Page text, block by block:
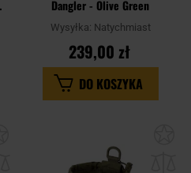
Dangler - Olive Green
Wysyłka: Natychmiast
239,00 zł
DO KOSZYKA